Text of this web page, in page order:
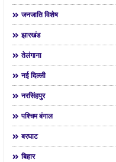
जनजाति विशेष
झारखंड
तेलंगाना
नई दिल्ली
नरसिंहपुर
पश्चिम बंगाल
बरघाट
बिहार